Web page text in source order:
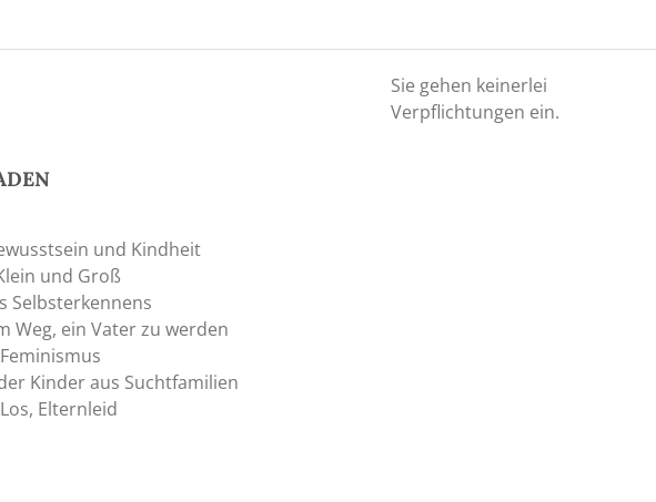
und Kindheit
und Groß
Selbsterkennens
Weg, ein Vater zu werden
Kinder aus Suchtfamilien
Elternleid
Sie gehen keinerlei
Verpflichtungen ein.